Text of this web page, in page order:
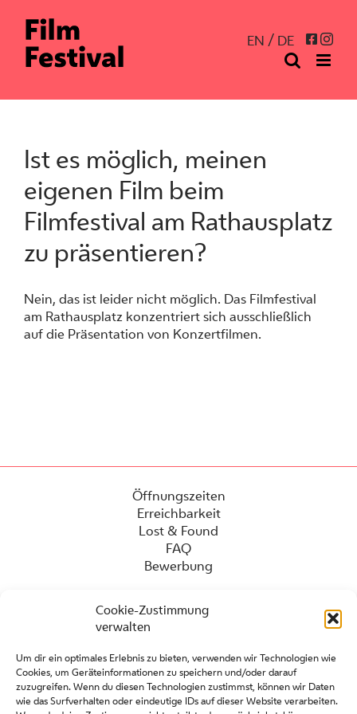
Cookie-Zustimmung
verwalten
Um dir ein optimales Erlebnis zu bieten, verwenden wir Technologien wie
Cookies, um Geräteinformationen zu speichern und/oder darauf
zuzugreifen. Wenn du diesen Technologien zustimmst, können wir Daten
wie das Surfverhalten oder eindeutige IDs auf dieser Website verarbeiten.
Inhalt
springen
EN DE
Ist es möglich, meinen
eigenen Film beim
Filmfestival am Rathausplatz
zu präsentieren?
Nein, das ist leider nicht möglich. Das Filmfestival
am Rathausplatz konzentriert sich ausschließlich
auf die Präsentation von Konzertfilmen.
Öffnungszeiten
Erreichbarkeit
Lost & Found
FAQ
Bewerbung